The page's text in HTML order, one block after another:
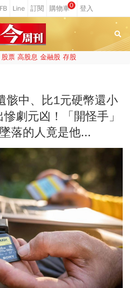
0
股票 高股息 金融股 存股
骸中、比1元硬幣還小
劇元凶！「開怪手」
落的人竟是他...